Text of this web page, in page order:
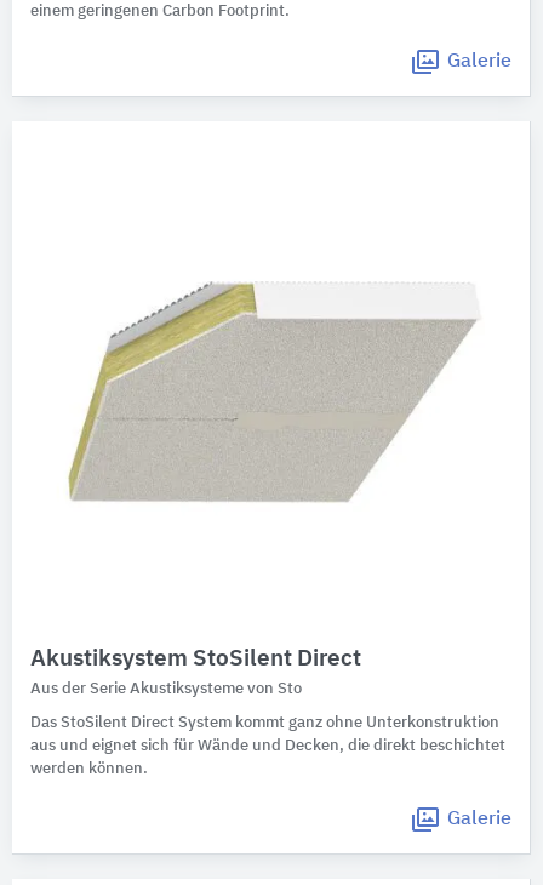
einem geringenen Carbon Footprint.
Galerie
Akustiksystem StoSilent Direct
Aus der Serie Akustiksysteme von Sto
Das StoSilent Direct System kommt ganz ohne Unterkonstruktion
aus und eignet sich für Wände und Decken, die direkt beschichtet
werden können.
Galerie